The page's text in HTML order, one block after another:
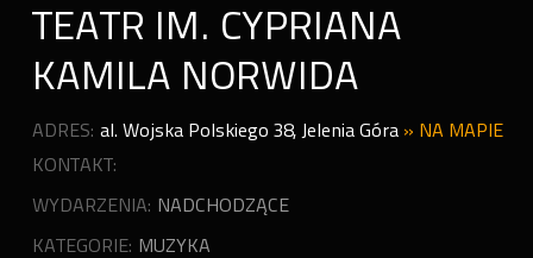
TEATR IM. CYPRIANA
KAMILA NORWIDA
ADRES: al. Wojska Polskiego 38, Jelenia Góra » NA MAPIE
KONTAKT:
WYDARZENIA: NADCHODZĄCE
KATEGORIE: MUZYKA